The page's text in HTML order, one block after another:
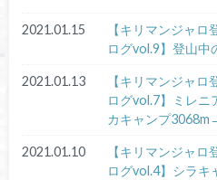
2021.01.15
【キリマンジャ
ログvol.9】登山中
2021.01.13
【キリマンジャ
ログvol.7】ミレ
カキャンプ
2021.01.10
【キリマンジャ
ログvol.4】シラ